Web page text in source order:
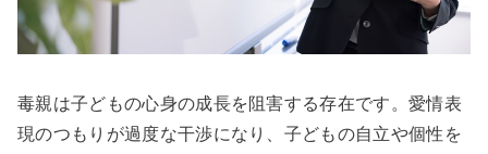
毒親は子どもの心身の成長を阻害する存在です。愛情表
現のつもりが過度な干渉になり、子どもの自立や個性を